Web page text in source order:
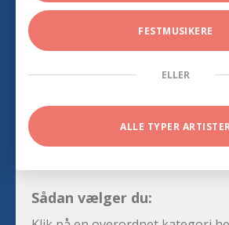
FESTMUSIKERE
ELLER
ALLE TYPER
Sådan vælger du: